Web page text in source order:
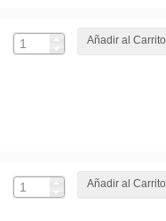
Añadir al Carrito
Añadir al Carrito